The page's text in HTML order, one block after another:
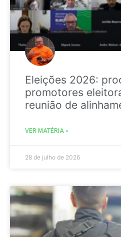
Eleições 2026:
promotores
reunião de
VER MATÉRIA »
28 de julho de 2026